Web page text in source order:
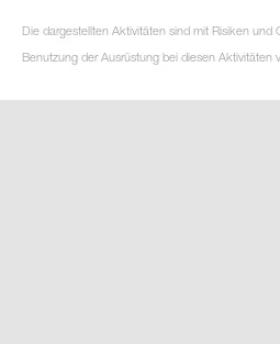
Die dargestellten Aktivitäten sind mit Risiken
Benutzung der Ausrüstung bei diesen Aktivitäten